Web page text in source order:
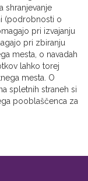
shranjevanje
(podrobnosti o
pri izvajanju
pri zbiranju
mesta, o navadah
lahko torej
mesta. O
spletnih straneh si
pooblaščenca za